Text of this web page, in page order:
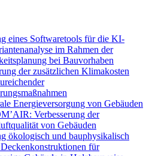
eines Softwaretools für die KI-
im Rahmen der
bei Bauvorhaben
der zusätzlichen Klimakosten
Energieversorgung von Gebäuden
Verbesserung der
von Gebäuden
ökologisch und bauphysikalisch
für